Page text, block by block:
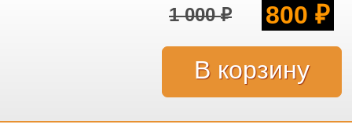
1 000₽ 800 ₽